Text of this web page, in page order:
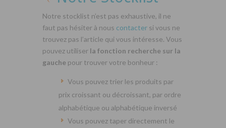
Notre stocklist n’est pas exhaustive, il ne
faut pas hésiter à nous contacter si vous ne
trouvez pas l’article qui vous intéresse. Vous
pouvez utiliser la fonction recherche sur la
gauche pour trouver votre bonheur :
Vous pouvez trier les produits par
prix croissant ou décroissant, par ordre
alphabétique ou alphabétique inversé
Vous pouvez taper directement le